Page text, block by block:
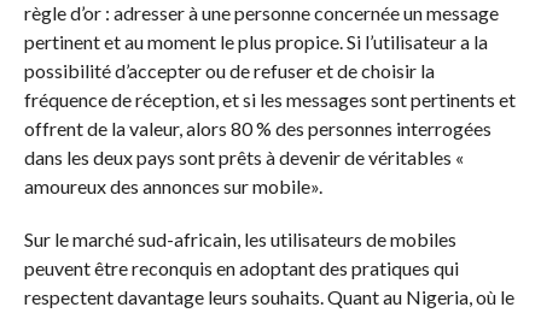
règle d’or : adresser à une personne concernée un message
pertinent et au moment le plus propice. Si l’utilisateur a la
possibilité d’accepter ou de refuser et de choisir la
fréquence de réception, et si les messages sont pertinents et
offrent de la valeur, alors 80 % des personnes interrogées
dans les deux pays sont prêts à devenir de véritables «
amoureux des annonces sur mobile».
Sur le marché sud-africain, les utilisateurs de mobiles
peuvent être reconquis en adoptant des pratiques qui
respectent davantage leurs souhaits. Quant au Nigeria, où le